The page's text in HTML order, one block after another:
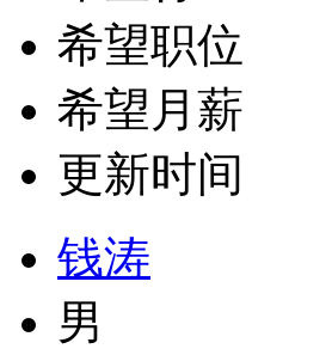
希望职位
希望月薪
更新时间
钱涛
男